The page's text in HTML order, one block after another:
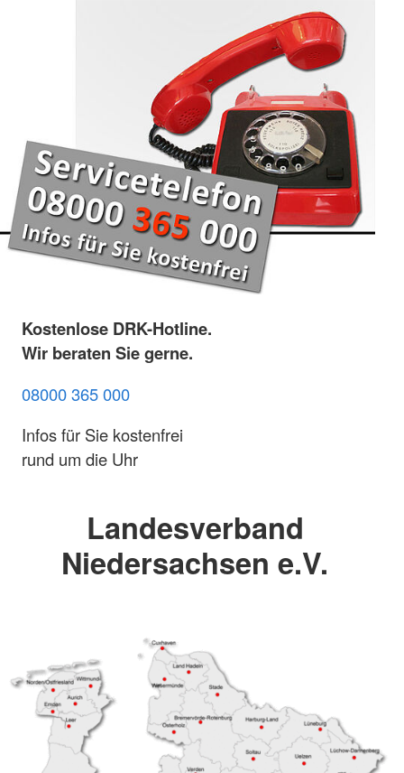
Kostenlose DRK-Hotline.
Wir beraten Sie gerne.
08000 365 000
Infos für Sie kostenfrei
rund um die Uhr
Landesverband
Niedersachsen e.V.